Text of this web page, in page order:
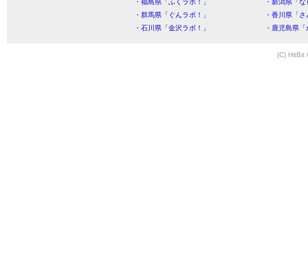
・福島県「ふくラボ！」
・新潟県「
・群馬県「ぐんラボ！」
・香川県「
・石川県「金沢ラボ！」
・鹿児島県
(C) HitBit